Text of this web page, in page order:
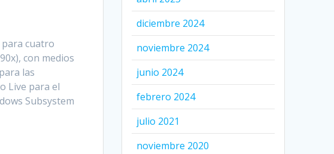
cuatro
con medios
las
Live para el
Subsystem
diciembre 2024
noviembre 2024
junio 2024
febrero 2024
julio 2021
noviembre 2020